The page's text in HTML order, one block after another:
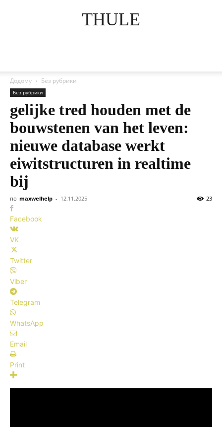
THULE
Додому Без рубрики
Без рубрики
gelijke tred houden met de
bouwstenen van het leven:
nieuwe database werkt
eiwitstructuren in realtime
bij
по maxwelhelp - 12.11.2025 23
Facebook
VK
Twitter
Viber
Telegram
WhatsApp
Email
Print